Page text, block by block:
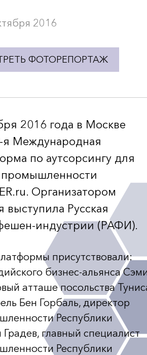
2016
ФОТОРЕПОРТАЖ
2016 года в Москве
я Международная
по аутсорсингу для
промышленности
.ru. Организатором
Русская
индустрии(РАФИ).
присутствовали:
бизнес-альянса
атташе посольства
Бен Горбаль, директор
Республики
главный специалист
Республики